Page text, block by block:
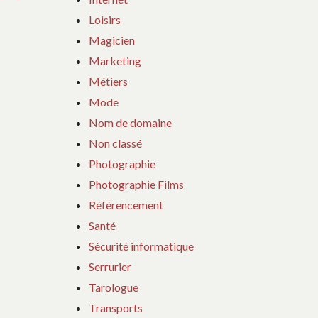
Loisirs
Magicien
Marketing
Métiers
Mode
Nom de domaine
Non classé
Photographie
Photographie Films
Référencement
Santé
Sécurité informatique
Serrurier
Tarologue
Transports